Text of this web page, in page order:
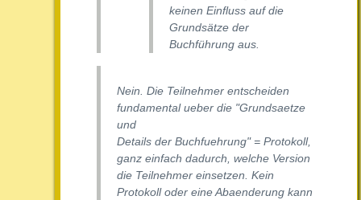
keinen Einfluss auf die
Grundsätze der
Buchführung aus.
Nein. Die Teilnehmer entscheiden
fundamental ueber die "Grundsaetze
und
Details der Buchfuehrung" = Protokoll,
ganz einfach dadurch, welche Version
die Teilnehmer einsetzen. Kein
Protokoll oder eine Abaenderung kann